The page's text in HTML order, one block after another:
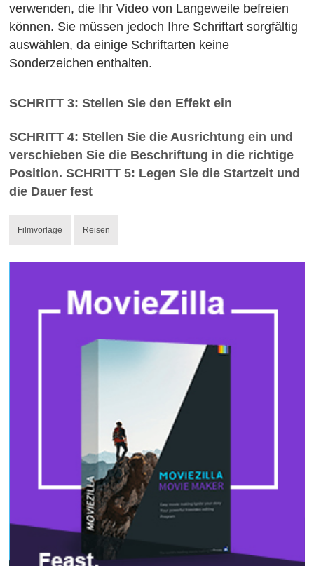
verwenden, die Ihr Video von Langeweile befreien
können. Sie müssen jedoch Ihre Schriftart sorgfältig
auswählen, da einige Schriftarten keine
Sonderzeichen enthalten.
SCHRITT 3: Stellen Sie den Effekt ein
SCHRITT 4: Stellen Sie die Ausrichtung ein und
verschieben Sie die Beschriftung in die richtige
Position. SCHRITT 5: Legen Sie die Startzeit und
die Dauer fest
Filmvorlage Reisen